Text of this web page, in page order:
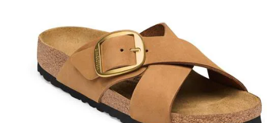
Produktbilder
aktualisiert.